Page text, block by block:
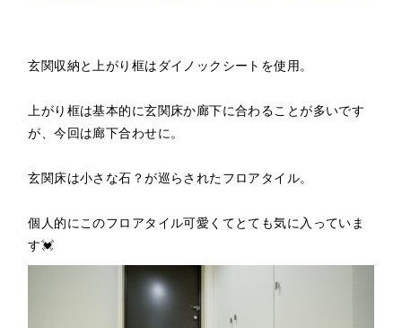
玄関収納と上がり框はダイノックシートを使用。
上がり框は基本的に玄関床か廊下に合わることが多いです
が、今回は廊下合わせに。
玄関床は小さな石？が巡らされたフロアタイル。
個人的にこのフロアタイル可愛くてとても気に入っていま
す💓